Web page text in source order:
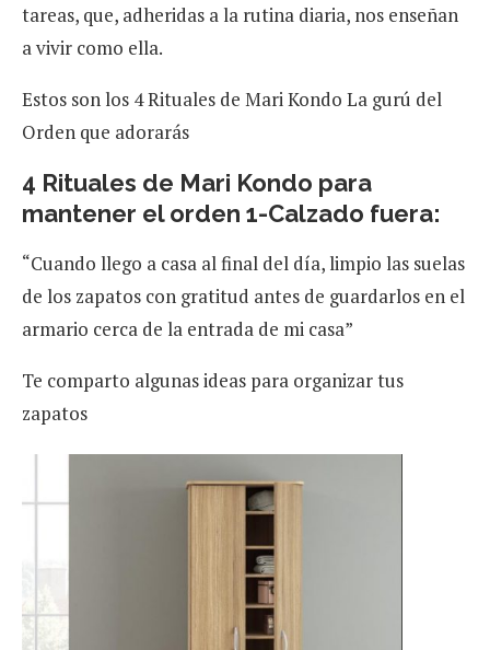
tareas, que, adheridas a la rutina diaria, nos enseñan
a vivir como ella.
Estos son los 4 Rituales de Mari Kondo La gurú del
Orden que adorarás
4 Rituales de Mari Kondo para
mantener el orden 1-Calzado fuera:
“Cuando llego a casa al final del día, limpio las suelas
de los zapatos con gratitud antes de guardarlos en el
armario cerca de la entrada de mi casa”
Te comparto algunas ideas para organizar tus
zapatos